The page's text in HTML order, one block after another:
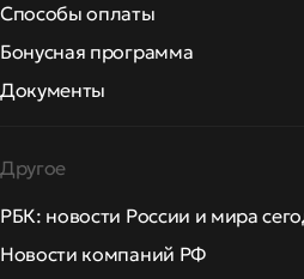
Способы оплаты
Бонусная программа
Документы
Другое
РБК: новости России и мира
Новости компаний РФ